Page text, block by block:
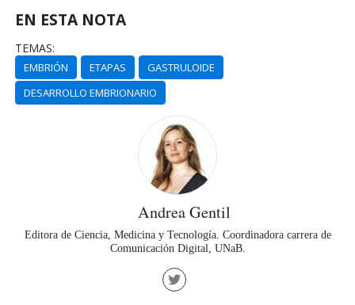
EN ESTA NOTA
TEMAS:
EMBRIÓN ETAPAS
GASTRULOIDE
DESARROLLO EMBRIONARIO
Andrea Gentil
Editora de Ciencia, Medicina y Tecnología. Coordinadora carrera de
Comunicación Digital, UNaB.